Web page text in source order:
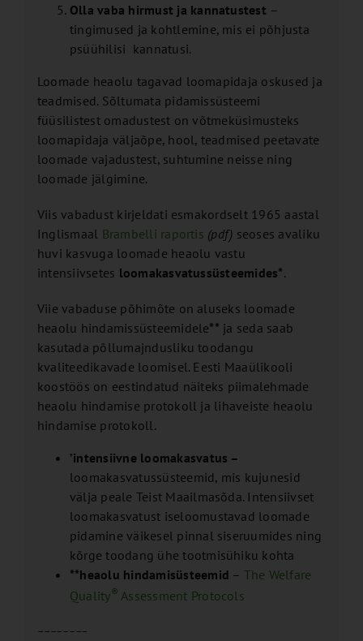
Olla vaba hirmust ja kannatustest –
tingimused ja kohtlemine, mis ei põhjusta
psüühilisi kannatusi.
Loomade heaolu tagavad loomapidaja oskused ja
teadmised. Sõltumata pidamissüsteemi
füüsilistest omadustest on võtmeküsimusteks
loomapidaja väljaõpe, hool, teadmised peetavate
loomade vajadustest, suhtumine neisse ning
loomade jälgimine.
Viis vabadust kirjeldati esmakordselt 1965 aastal
Inglismaal Brambelli raportis (pdf) seoses avaliku
huvi kasvuga loomade heaolu vastu
intensiivsetes loomakasvatussüsteemides*.
Viie vabaduse põhimõte on aluseks loomade
heaolu hindamissüsteemidele** ja seda saab
kasutada põllumajndusliku toodangu
kvaliteedikavade loomisel. Eesti Maaülikooli
koostöös on eestindatud näiteks piimalehmade
heaolu hindamise protokoll ja lihaveiste heaolu
hindamise protokoll.
’intensiivne loomakasvatus –
loomakasvatussüsteemid, mis kujunesid
välja peale Teist Maailmasõda. Intensiivset
loomakasvatust iseloomustavad loomade
pidamine väikesel pinnal siseruumides ning
kõrge toodang ühe tootmisühiku kohta
**heaolu hindamisüsteemid – The Welfare
Quality® Assessment Protocols
________